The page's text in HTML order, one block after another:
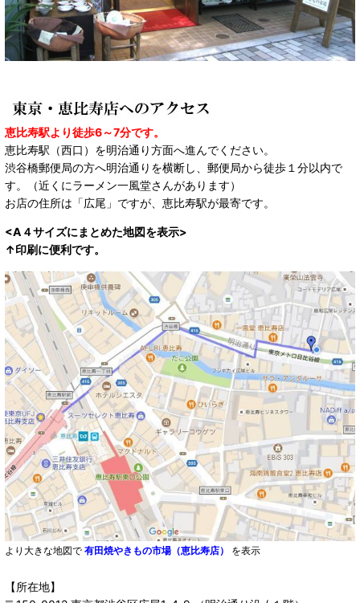
恵比寿駅より徒歩6～7分です。
恵比寿駅（西口）を明治通り方面へ進んでください。
渋谷橋郵便局の方へ明治通りを横断し、郵便局から徒歩１分以内で
す。（近くにラーメン一風堂さんがあります）
お店の住所は「広尾」ですが、恵比寿駅が最寄です。
<A４サイズにまとめた地図を表示>
↑印刷に便利です。
より大きな地図で 有田焼やきもの市場（恵比寿店） を表示
【所在地】